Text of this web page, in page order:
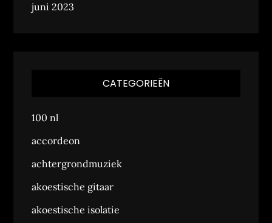
juni 2023
CATEGORIEËN
100 nl
accordeon
achtergrondmuziek
akoestische gitaar
akoestische isolatie